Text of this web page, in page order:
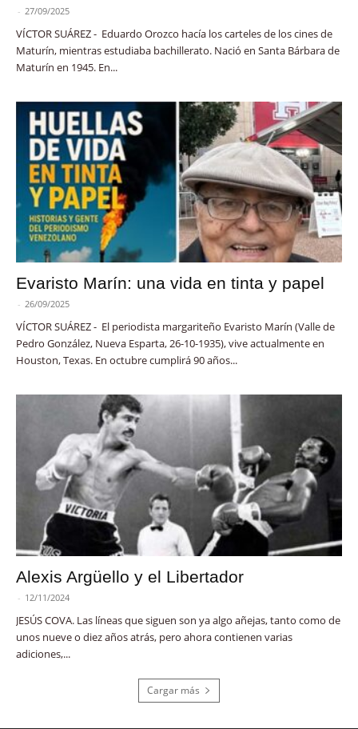
- 27/09/2025
VÍCTOR SUÁREZ - Eduardo Orozco hacía los carteles de los cines de
Maturín, mientras estudiaba bachillerato. Nació en Santa Bárbara de
Maturín en 1945. En...
Evaristo Marín: una vida en tinta y papel
- 26/09/2025
VÍCTOR SUÁREZ - El periodista margariteño Evaristo Marín (Valle de
Pedro González, Nueva Esparta, 26-10-1935), vive actualmente en
Houston, Texas. En octubre cumplirá 90 años...
Alexis Argüello y el Libertador
- 12/11/2024
JESÚS COVA. Las líneas que siguen son ya algo añejas, tanto como de
unos nueve o diez años atrás, pero ahora contienen varias
adiciones,...
Cargar más